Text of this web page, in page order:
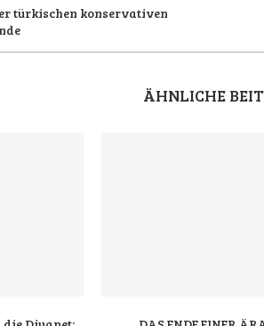
türkischen konservativen
ÄHNLICHE